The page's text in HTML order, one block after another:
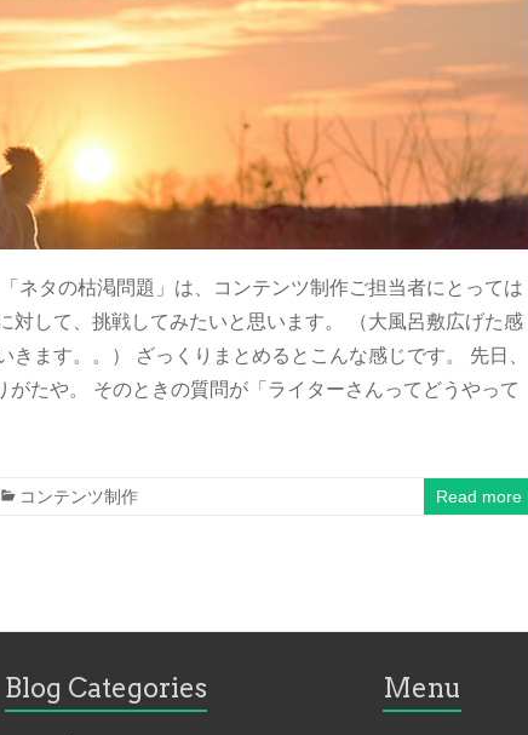
ネタの枯渇問題」は、コンテンツ制作ご担当者にとっては
対して、挑戦してみたいと思います。 （大風呂敷広げた感
ます。。） ざっくりまとめるとこんな感じです。 先日、
たや。 そのときの質問が「ライターさんってどうやって
コンテンツ制作 Read more
Blog Categories Menu